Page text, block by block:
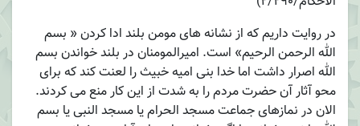
در روایت داریم که از نشانه های مومن بلند ادا کردن « بسم
الله الرحمن الرحیم» است. امیرالمومنان در بلند خواندن بسم
الله اصرار داشت اما خدا بنی امیه خبیث را لعنت کند که برای
محو آثار آن حضرت مردم را به شدت از این کار منع می کردند.
الان در نمازهای جماعت مسجد الحرام یا مسجد النبی یا بسم